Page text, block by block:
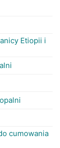
Etiopii i
cumowania